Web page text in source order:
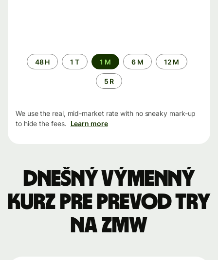
Time
period
48 H 1 T 1 M 6 M 12 M
5 R
We use the real, mid-market rate with no sneaky mark-up
to hide the fees. Learn more
Dnešný výmenný
kurz pre prevod TRY
na ZMW